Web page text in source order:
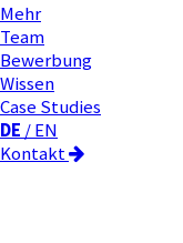
Mehr
Team
Bewerbung
Wissen
Case Studies
DE / EN
Kontakt